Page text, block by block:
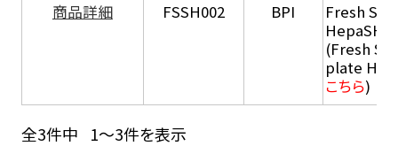
商品詳細
FSSH002 BPI
Fresh
HepaSH®
(Fresh
plate
こちら)
全3件中 1～3件を表示